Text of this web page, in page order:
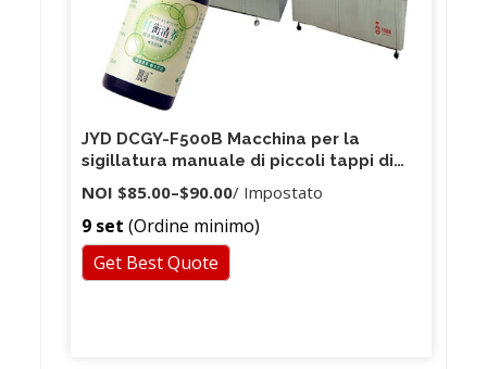
JYD DCGY-F500B Macchina per la
sigillatura manuale di piccoli tappi di
bottiglia a induzione manuale Macchina
per la sigillatura di fogli di alluminio in
grado di sigillare l'aggraffatrice
NOI $85.00–$90.00/ Impostato
9 set (Ordine minimo)
Get Best Quote